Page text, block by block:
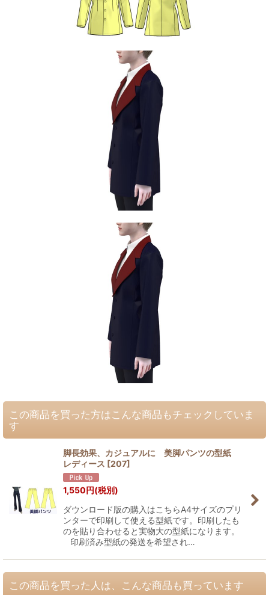
この商品を買った方はこんな商品もチェックしていま
す
脚長効果、カジュアルに 美脚パンツの型紙
レディース [207]
1,550円(税別)
ダウンロード版の購入はこちらA4サイズのプリ
ンターで印刷して使える型紙です。印刷したも
のを貼り合わせると実物大の型紙になります。
印刷済み型紙の発送を希望され…
この商品を買った人は、こんな商品も買っています